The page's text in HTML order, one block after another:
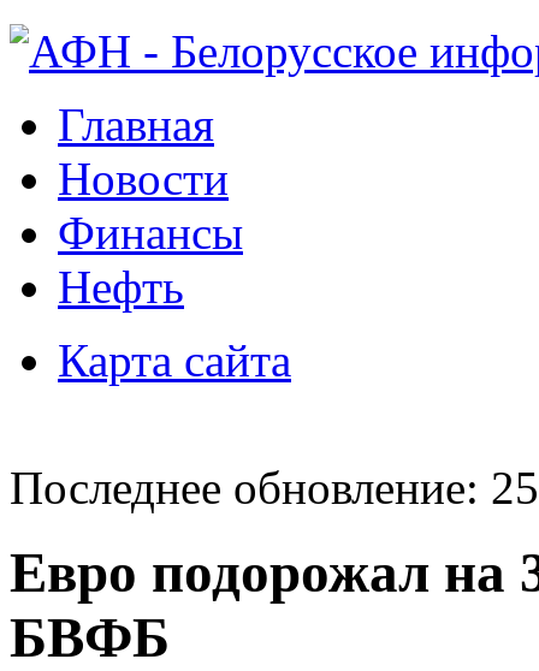
Главная
Новости
Финансы
Нефть
Карта сайта
Последнее обновление:
Евро подорожал на
БВФБ